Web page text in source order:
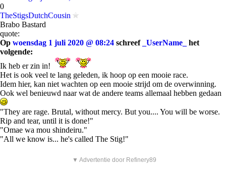
0
TheStigsDutchCousin
Brabo Bastard
quote:
Op woensdag 1 juli 2020 @ 08:24 schreef _UserName_
het
volgende:
Ik heb er zin in!
Het is ook veel te lang geleden, ik hoop op een mooie race.
Idem hier, kan niet wachten op een mooie strijd om de overwinning.
Ook wel benieuwd naar wat de andere teams allemaal hebben gedaan
"They are rage. Brutal, without mercy. But you.... You will be worse.
Rip and tear, until it is done!"
"Omae wa mou shindeiru."
"All we know is... he's called The Stig!"
▼ Advertentie door Refinery89